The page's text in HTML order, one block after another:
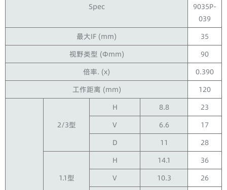
Spec
9035P-
039
最大IF (mm)
35
视野类型 (Φmm)
90
倍率. (x)
0.390
工作距离 (mm)
120
2/3型
H 8.8
23
V
6.6
17
D
11 28
1.1型
H 14.1
36
V
10.3
26